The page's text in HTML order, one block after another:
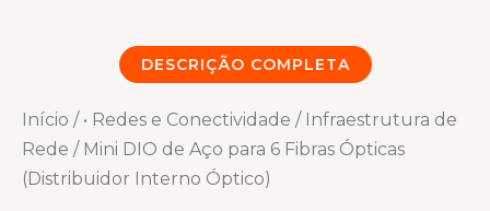
DESCRIÇÃO COMPLETA
Início / • Redes e Conectividade / Infraestrutura de
Rede / Mini DIO de Aço para 6 Fibras Ópticas
(Distribuidor Interno Óptico)